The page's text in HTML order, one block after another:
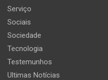
Serviço
Sociais
Sociedade
Tecnologia
Testemunhos
Ultimas Notícias